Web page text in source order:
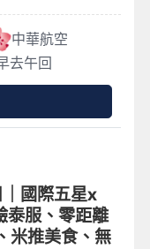
中華航空
去午回
國際五星x
泰服、零距離
米推美食、無